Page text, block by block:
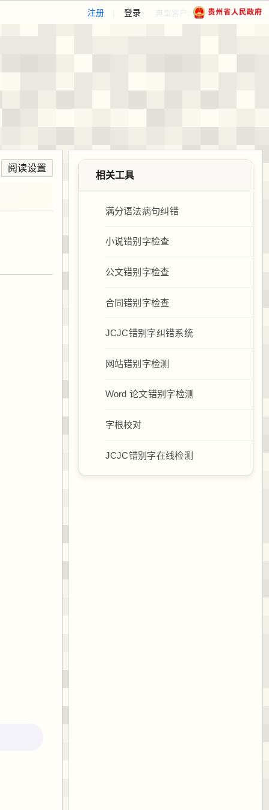
注册 登录 典型客户:
阅读设置
相关工具
满分语法病句纠错
小说错别字检查
公文错别字检查
合同错别字检查
JCJC错别字纠错系统
网站错别字检测
Word 论文错别字检测
字根校对
JCJC错别字在线检测